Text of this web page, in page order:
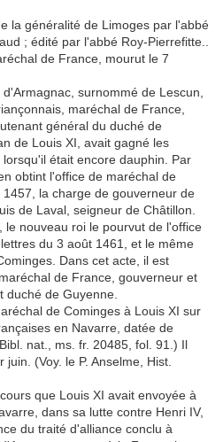
la généralité de Limoges par l'abbé
; édité par l'abbé Roy-Pierrefitte..
de France, mourut le 7
surnommé de Lescun,
maréchal de France,
général du duché de
de Louis XI, avait gagné les
était encore dauphin. Par
obtint l'office de maréchal de
la charge de gouverneur de
de Laval, seigneur de Châtillon.
le nouveau roi le pourvut de l'office
du 3 août 1461, et le même
Dans cet acte, il est
de France, gouverneur et
duché de Guyenne.
de Cominges à Louis XI sur
en Navarre, datée de
nat., ms. fr. 20485, fol. 91.) Il
(Voy. le P. Anselme, Hist.
que Louis XI avait envoyée à
dans sa lutte contre Henri IV,
du traité d'alliance conclu à